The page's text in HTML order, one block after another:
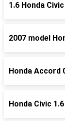
1.6 Honda
2007 model
Honda Accord
Honda Civic